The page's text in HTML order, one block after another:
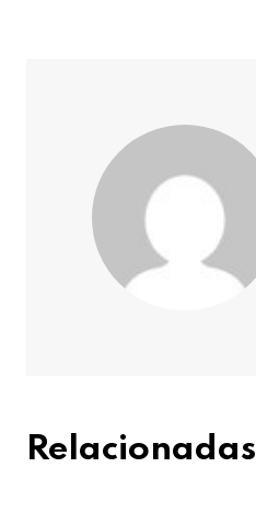
Relacionadas